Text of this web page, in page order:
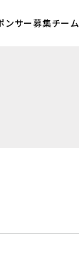
ンサー募集チーム